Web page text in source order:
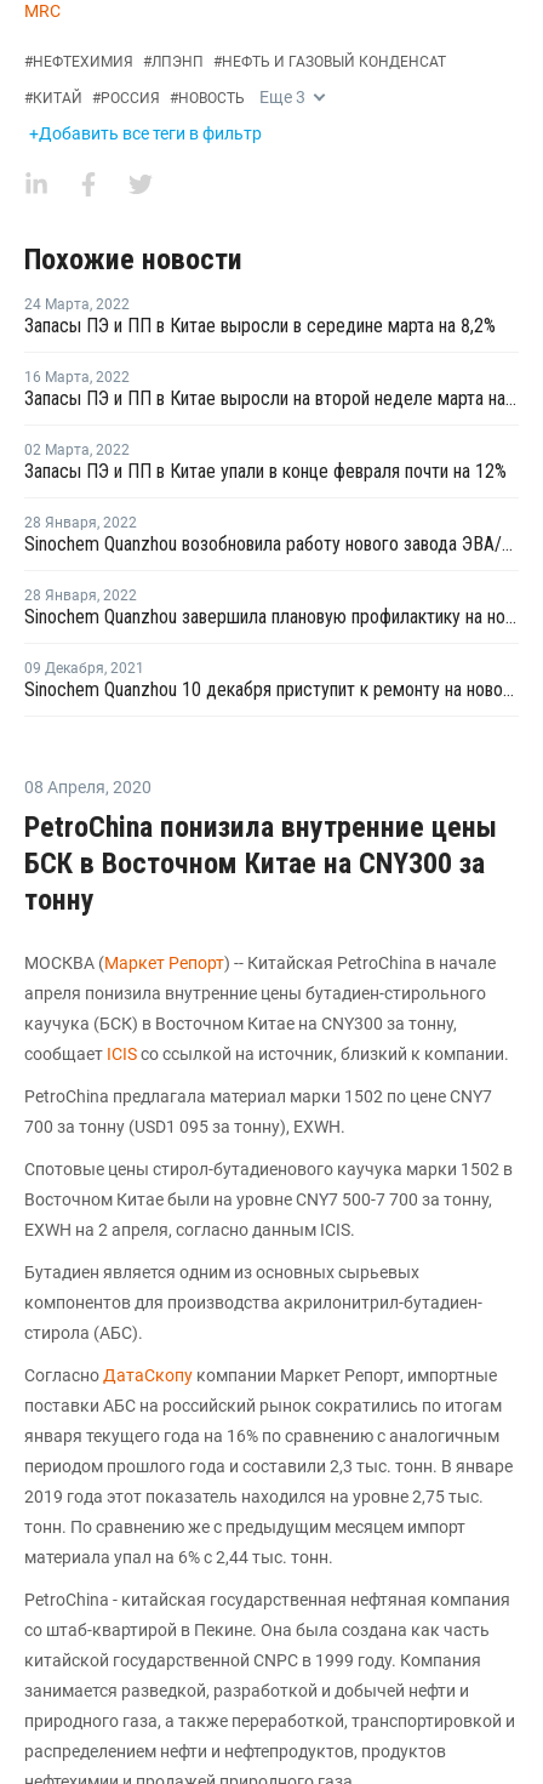
MRC
#НЕФТЕХИМИЯ #ЛПЭНП #НЕФТЬ И ГАЗОВЫЙ КОНДЕНСАТ
#КИТАЙ #РОССИЯ #НОВОСТЬ Еще3
+Добавить все теги в фильтр
Похожие новости
24 Марта, 2022
Запасы ПЭ и ПП в Китае выросли в середине марта на 8,2%
16 Марта, 2022
Запасы ПЭ и ПП в Китае выросли на второй неделе марта на 3,4%
02 Марта, 2022
Запасы ПЭ и ПП в Китае упали в конце февраля почти на 12%
28 Января, 2022
Sinochem Quanzhou возобновила работу нового завода ЭВА/ПВД в Китае после ремонта
28 Января, 2022
Sinochem Quanzhou завершила плановую профилактику на новом заводе ПНД в провинции Фуцзянь
09 Декабря, 2021
Sinochem Quanzhou 10 декабря приступит к ремонту на новом заводе ЭВА/ПВД в Китае
08 Апреля, 2020
PetroChina понизила внутренние цены
БСК в Восточном Китае на CNY300 за
тонну
МОСКВА (Маркет Репорт) -- Китайская PetroChina в начале
апреля понизила внутренние цены бутадиен-стирольного
каучука (БСК) в Восточном Китае на CNY300 за тонну,
сообщает ICIScо ссылкой на источник, близкий к компании.
PetroChina предлагала материал марки 1502 по цене CNY7
700 за тонну (USD1 095 за тонну), EXWH.
Спотовые цены стирол-бутадиенового каучука марки 1502 в
Восточном Китае были на уровне CNY7 500-7 700 за тонну,
EXWH на 2 апреля, согласно данным ICIS.
Бутадиен является одним из основных сырьевых
компонентов для производства акрилонитрил-бутадиен-
стирола (АБС).
Согласно ДатаСкопу компании Маркет Репорт, импортные
поставки АБС на российский рынок сократились по итогам
января текущего года на 16% по сравнению с аналогичным
периодом прошлого года и составили 2,3 тыс. тонн. В январе
2019 года этот показатель находился на уровне 2,75 тыс.
тонн. По сравнению же с предыдущим месяцем импорт
материала упал на 6% с 2,44 тыс. тонн.
PetroChina - китайская государственная нефтяная компания
со штаб-квартирой в Пекине. Она была создана как часть
китайской государственной CNPC в 1999 году. Компания
занимается разведкой, разработкой и добычей нефти и
природного газа, а также переработкой, транспортировкой и
распределением нефти и нефтепродуктов, продуктов